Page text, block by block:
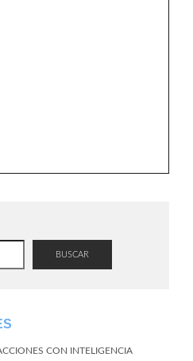
BUSCAR
CON INTELIGENCIA